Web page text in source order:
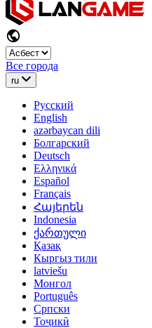
Все города
ru
Русский
English
azərbaycan dili
Болгарский
Deutsch
Ελληνικά
Español
Français
Հայերեն
Indonesia
ქართული
Қазақ
Кыргыз тили
latviešu
Монгол
Português
Српски
Тоҷикӣ